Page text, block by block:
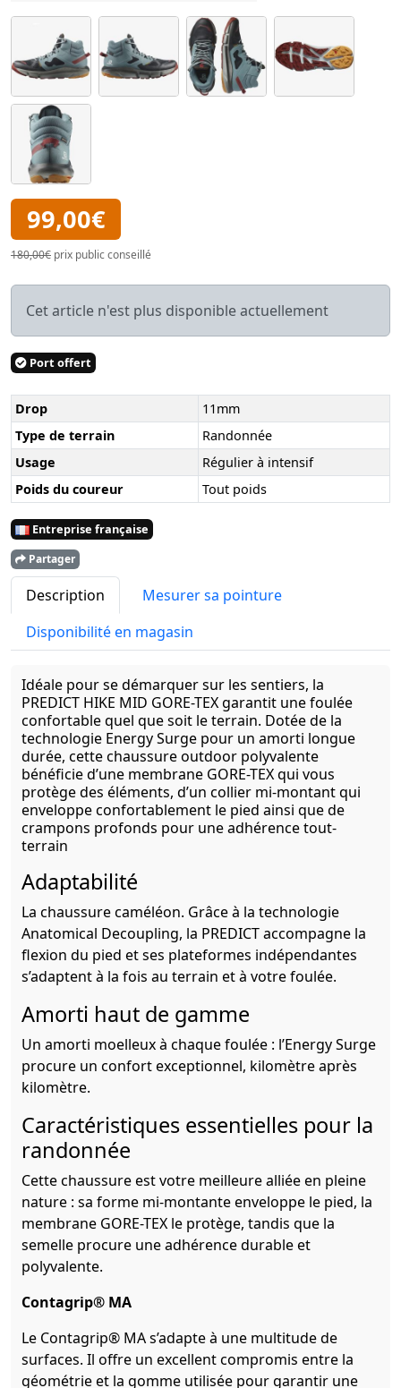
99,00€
180,00€ prix public conseillé
Cet article n'est plus disponible actuellement
Port offert
Drop
11mm
Type de terrain
Randonnée
Usage
Régulier à intensif
Poids du coureur
Tout poids
Entreprise française
Partager
Description
Mesurer sa pointure
Disponibilité en magasin
Idéale pour se démarquer sur les sentiers, la
PREDICT HIKE MID GORE-TEX garantit une foulée
confortable quel que soit le terrain. Dotée de la
technologie Energy Surge pour un amorti longue
durée, cette chaussure outdoor polyvalente
bénéficie d’une membrane GORE-TEX qui vous
protège des éléments, d’un collier mi-montant qui
enveloppe confortablement le pied ainsi que de
crampons profonds pour une adhérence tout-
terrain
Adaptabilité
La chaussure caméléon. Grâce à la technologie
Anatomical Decoupling, la PREDICT accompagne la
flexion du pied et ses plateformes indépendantes
s’adaptent à la fois au terrain et à votre foulée.
Amorti haut de gamme
Un amorti moelleux à chaque foulée : l’Energy Surge
procure un confort exceptionnel, kilomètre après
kilomètre.
Caractéristiques essentielles pour la
randonnée
Cette chaussure est votre meilleure alliée en pleine
nature : sa forme mi-montante enveloppe le pied, la
membrane GORE-TEX le protège, tandis que la
semelle procure une adhérence durable et
polyvalente.
Contagrip® MA
Le Contagrip® MA s’adapte à une multitude de
surfaces. Il offre un excellent compromis entre la
géométrie et la gomme utilisée pour garantir une